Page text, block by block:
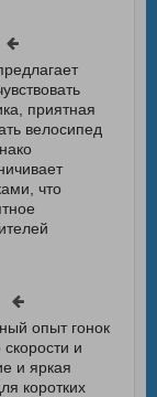
приятная
велосипед
что
опыт гонок
и
и яркая
коротких